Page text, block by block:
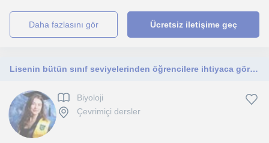
daha fazlasını gör Ücretsiz iletişime geç
Lisenin bütün sınıf seviyelerinden öğrencilere ihtiyaca göre yazılı sınavlar için ya da YKS sınavı için ders anlatmaya uygunum.
Biyoloji
Çevrimiçi dersler